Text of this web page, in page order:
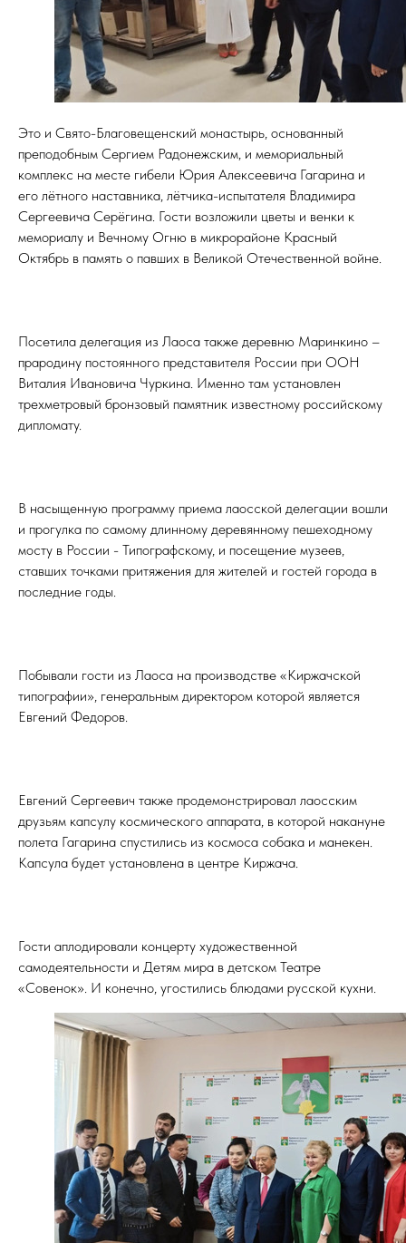
Это и Свято-Благовещенский монастырь, основанный
преподобным Сергием Радонежским, и мемориальный
комплекс на месте гибели Юрия Алексеевича Гагарина и
его лётного наставника, лётчика-испытателя Владимира
Сергеевича Серёгина. Гости возложили цветы и венки к
мемориалу и Вечному Огню в микрорайоне Красный
Октябрь в память о павших в Великой Отечественной войне.
Посетила делегация из Лаоса также деревню Маринкино –
прародину постоянного представителя России при ООН
Виталия Ивановича Чуркина. Именно там установлен
трехметровый бронзовый памятник известному российскому
дипломату.
В насыщенную программу приема лаосской делегации вошли
и прогулка по самому длинному деревянному пешеходному
мосту в России - Типографскому, и посещение музеев,
ставших точками притяжения для жителей и гостей города в
последние годы.
Побывали гости из Лаоса на производстве «Киржачской
типографии», генеральным директором которой является
Евгений Федоров.
Евгений Сергеевич также продемонстрировал лаосским
друзьям капсулу космического аппарата, в которой накануне
полета Гагарина спустились из космоса собака и манекен.
Капсула будет установлена в центре Киржача.
Гости аплодировали концерту художественной
самодеятельности и Детям мира в детском Театре
«Совенок». И конечно, угостились блюдами русской кухни.